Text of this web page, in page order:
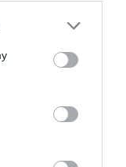
or more Google
You may click to
party tags to
in below Google
για την